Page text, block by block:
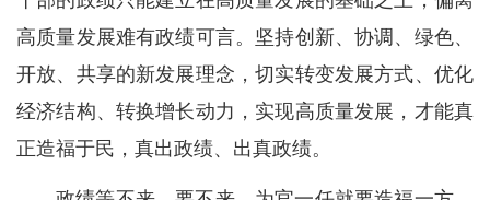
高质量发展难有政绩可言。坚持创新、协调、绿色、
开放、共享的新发展理念，切实转变发展方式、优化
经济结构、转换增长动力，实现高质量发展，才能真
正造福于民，真出政绩、出真政绩。